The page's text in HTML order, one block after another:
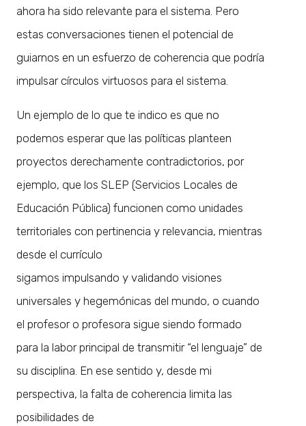
ahora ha sido relevante para el sistema. Pero
estas conversaciones tienen el potencial de
guiarnos en un esfuerzo de coherencia que podría
impulsar círculos virtuosos para el sistema.
Un ejemplo de lo que te indico es que no
podemos esperar que las políticas planteen
proyectos derechamente contradictorios, por
ejemplo, que los SLEP (Servicios Locales de
Educación Pública) funcionen como unidades
territoriales con pertinencia y relevancia, mientras
desde el currículo
sigamos impulsando y validando visiones
universales y hegemónicas del mundo, o cuando
el profesor o profesora sigue siendo formado
para la labor principal de transmitir “el lenguaje” de
su disciplina. En ese sentido y, desde mi
perspectiva, la falta de coherencia limita las
posibilidades de